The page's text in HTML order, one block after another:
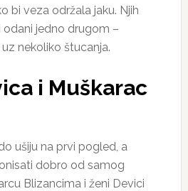
bi veza održala jaku. Njih
odani jedno drugom –
nekoliko štucanja.
i Muškarac
ušiju na prvi pogled, a
dobro od samog
Blizancima i ženi Devici